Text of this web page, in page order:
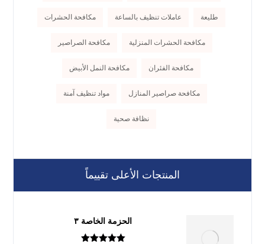
طليعة عاملات تنظيف بالساعة مكافحة الحشرات
مكافحة الحشرات المنزلية مكافحة الصراصير
مكافحة الفئران مكافحة النمل الأبيض
مكافحة صراصير المنازل مواد تنظيف آمنة
نظافة صحية
المنتجات الأعلى تقييماً
الحزمة الخاصة ٣